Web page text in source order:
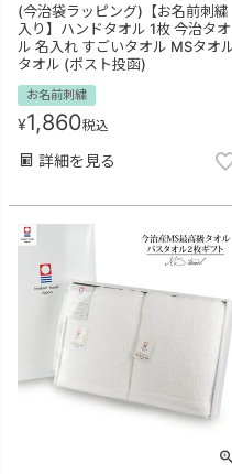
(今治袋ラッピング)【お名前刺繍
入り】ハンドタオル 1枚 今治タオ
ル 名入れ すごいタオル MSタオ
タオル (ポスト投函)
お名前刺繍
¥1,860税込
詳細を見る